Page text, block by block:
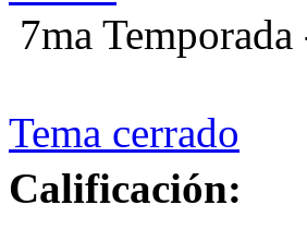
7ma
Tema cerrado
Calificación: